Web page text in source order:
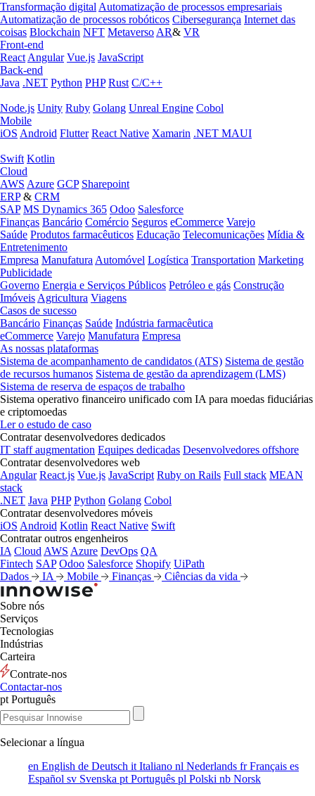
Transformação digital Automatização de processos empresariais
Automatização de processos robóticos Cibersegurança Internet das
coisas Blockchain NFT Metaverso AR& VR
Front-end
React Angular Vue.js JavaScript
Back-end
Java .NET Python PHP Rust C/C++
Node.js Unity Ruby Golang Unreal Engine Cobol
Mobile
iOS Android Flutter React Native Xamarin .NET MAUI
Swift Kotlin
Cloud
AWS Azure GCP Sharepoint
ERP& CRM
SAP MS Dynamics 365 Odoo Salesforce
Finanças Bancário Comércio Seguros eCommerce Varejo
Saúde Produtos farmacêuticos Educação Telecomunicações Mídia &
Entretenimento
Empresa Manufatura Automóvel Logística Transportation Marketing
Publicidade
Governo Energia e Serviços Públicos Petróleo e gás Construção
Imóveis Agricultura Viagens
Casos de sucesso
Bancário Finanças Saúde Indústria farmacêutica
eCommerce Varejo Manufatura Empresa
As nossas plataformas
Sistema de acompanhamento de candidatos (ATS) Sistema de gestão
de recursos humanos Sistema de gestão da aprendizagem (LMS)
Sistema de reserva de espaços de trabalho
Sistema operativo financeiro unificado com IA para moedas fiduciárias
e criptomoedas
Ler o estudo de caso
Contratar desenvolvedores dedicados
IT staff augmentation Equipes dedicadas Desenvolvedores offshore
Contratar desenvolvedores web
Angular React.js Vue.js JavaScript Ruby on Rails Full stack MEAN
stack
.NET Java PHP Python Golang Cobol
Contratar desenvolvedores móveis
iOS Android Kotlin React Native Swift
Contratar outros engenheiros
IA Cloud AWS Azure DevOps QA
Fintech SAP Odoo Salesforce Shopify UiPath
Dados
IA Mobile Finanças Ciências da vida
Sobre nós
Serviços
Tecnologias
Indústrias
Carteira
Contrate-nos
Contactar-nos
pt Português
Selecionar a língua
en English de Deutsch it Italiano nl Nederlands frFrançais es
Español sv Svenska pt Português pl Polski nb Norsk